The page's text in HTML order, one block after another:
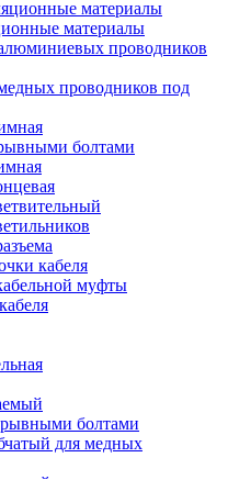
материалы
проводников
проводников под
болтами
кабеля
муфты
болтами
для медных